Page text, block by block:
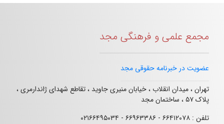
مجمع علمی و فرهنگی مجد
عضویت در خبرنامه حقوقی مجد
تهران ، میدان انقلاب ، خیابان منیری جاوید ، تقاطع شهدای ژاندارمری ،
پلاک ۵۷ ، ساختمان مجد
تلفن : ۶۶۴۱۲۰۷۸ - ۶۶۹۶۳۳۸۶ - ۰۲۱۶۶۴۹۵۰۳۴